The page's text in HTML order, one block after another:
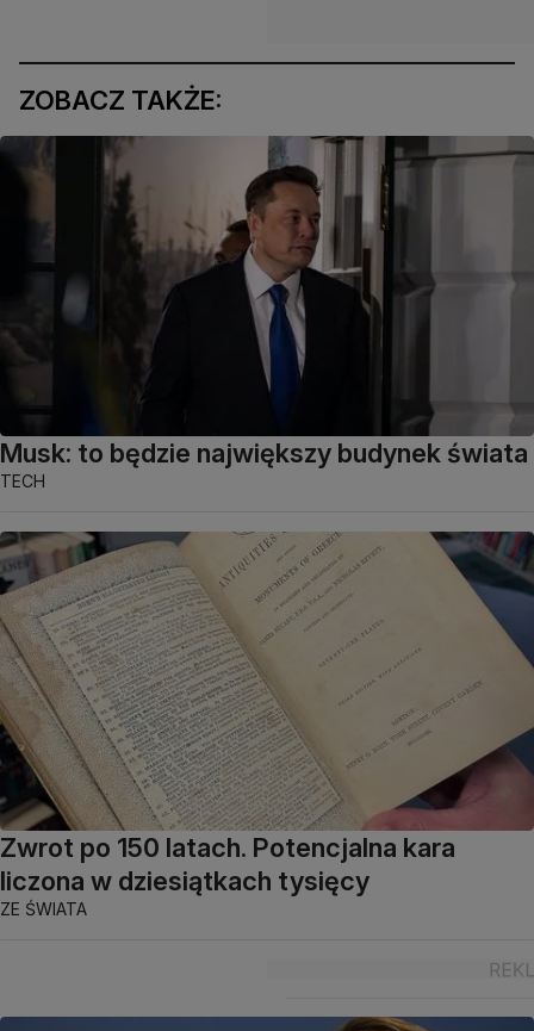
ZOBACZ TAKŻE:
Musk: to będzie największy budynek świata
TECH
Zwrot po 150 latach. Potencjalna kara
liczona w dziesiątkach tysięcy
ZE ŚWIATA